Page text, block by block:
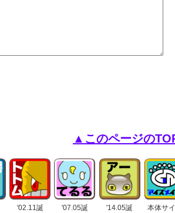
▲このページの
'02.11誕 '07.05誕 '14.05誕 本体サ